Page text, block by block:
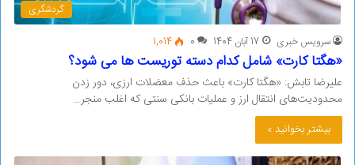
گردشگری
سرویس خبری 17 آبان 1404 0
1,014
«هگتا کارت» شامل کدام دسته توریست ها می شود؟
علیرضا تابش: «هگتا کارت» باعث حذف معضلات ارزی، دور زدن
محدودیت‌های انتقال ارز و عملیات بانکی سنتی که اغلب منجر…
بیشتر بخوانید »